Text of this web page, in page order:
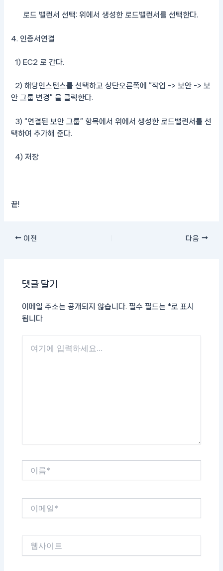
로드 밸런서 선택: 위에서 생성한 로드밸런서를 선택한다.
4. 인증서연결
1) EC2 로 간다.
2) 해당인스턴스를 선택하고 상단오른쪽에 “작업 -> 보안 -> 보
안 그룹 변경” 을 클릭한다.
3) “연결된 보안 그룹” 항목에서 위에서 생성한 로드밸런서를 선
택하여 추가해 준다.
4) 저장
끝!
이전 다음
댓글 달기
이메일 주소는 공개되지 않습니다. 필수 필드는*로 표시
됩니다